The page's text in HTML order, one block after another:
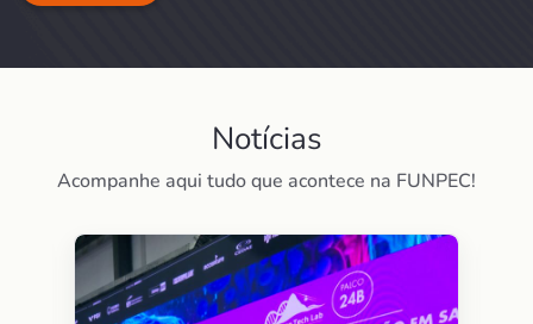
Notícias
Acompanhe aqui tudo que acontece na FUNPEC!